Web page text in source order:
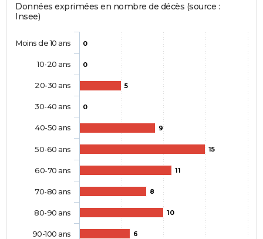
Données exprimées en nombre de décès (source :
Insee)
0
0
5
0
9
15
11
8
10
6
Moins de 10 ans
10-20 ans
20-30 ans
30-40 ans
40-50 ans
50-60 ans
60-70 ans
70-80 ans
80-90 ans
90-100 ans